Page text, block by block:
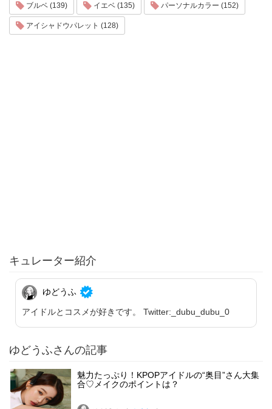
ブルベ (139) イエベ (135) パーソナルカラー (152)
アイシャドウパレット (128)
キュレーター紹介
ゆどうふ
アイドルとコスメが好きです。 Twitter:_dubu_dubu_0
ゆどうふさんの記事
魅力たっぷり！KPOPアイドルの“奥目”さん大集
合♡メイクのポイントは？